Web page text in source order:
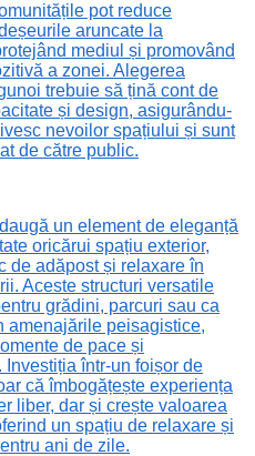
pot reduce
aruncate la
mediul și promovând
a zonei. Alegerea
trebuie să țină cont de
și design, asigurându-
nevoilor spațiului și sunt
de către public.
un element de eleganță
oricărui spațiu exterior,
de adăpost și relaxare în
Aceste structuri versatile
grădini, parcuri sau ca
amenajările peisagistice,
de pace și
Investiția într-un foișor de
că îmbogățește experiența
liber, dar și crește valoarea
un spațiu de relaxare și
ani de zile.